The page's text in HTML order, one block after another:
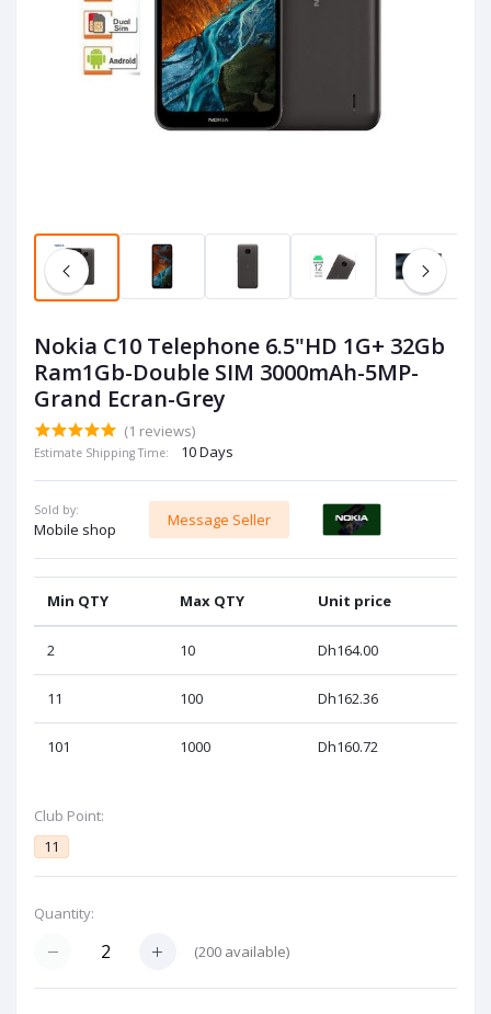
Nokia C10 Telephone 6.5"HD 1G+ 32Gb
Ram1Gb-Double SIM 3000mAh-5MP-
Grand Ecran-Grey
(1 reviews)
Estimate Shipping Time: 10 Days
Sold by:
Mobile shop
Message Seller
Min QTY Max QTY Unit price
2 10 Dh164.00
11 100 Dh162.36
101 1000 Dh160.72
Club Point:
11
Quantity:
(200 available)